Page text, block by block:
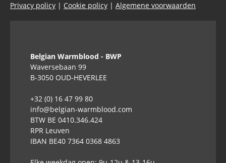
Privacy policy | Cookie policy | Algemene voorwaarden
Belgian Warmblood - BWP
Waversebaan 99
B-3050 OUD-HEVERLEE
+32 (0) 16 47 99 80
info@belgian-warmblood.com
BTW BE 0410.346.424
RPR Leuven
IBAN BE40 7364 0368 4863